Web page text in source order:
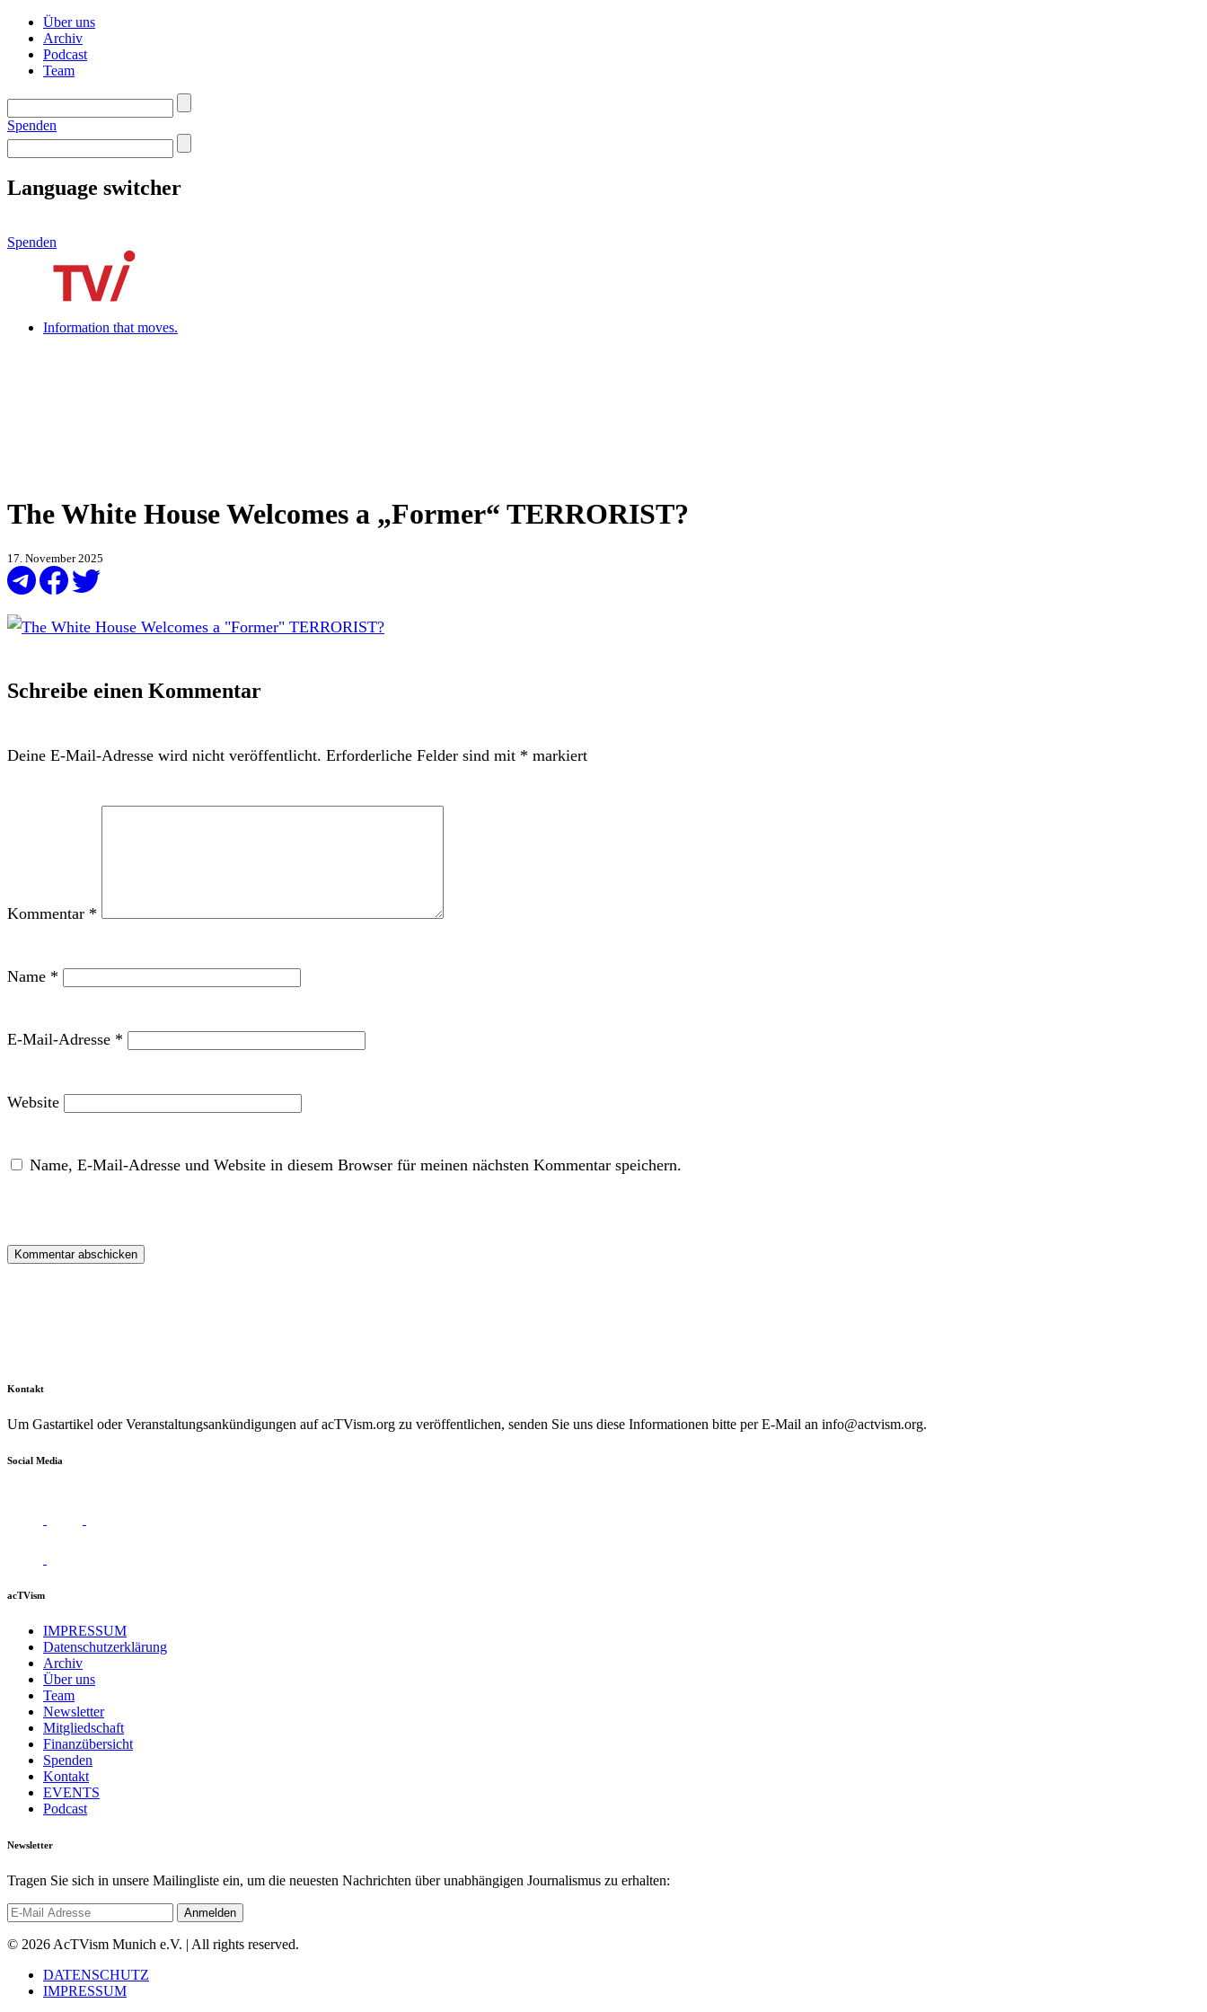
Über uns
Archiv
Podcast
Team
Spenden
Language switcher
Spenden
Information that moves.
The White House Welcomes a „Former“ TERRORIST?
17. November 2025
Schreibe einen Kommentar
Deine E-Mail-Adresse wird nicht veröffentlicht. Erforderliche Felder sind mit * markiert
Kommentar *
Name *
E-Mail-Adresse *
Website
Name, E-Mail-Adresse und Website in diesem Browser für meinen nächsten Kommentar speichern.
Kontakt
Um Gastartikel oder Veranstaltungsankündigungen auf acTVism.org zu veröffentlichen, senden Sie uns diese Informationen bitte per E-Mail an info@actvism.org.
Social Media
acTVism
IMPRESSUM
Datenschutzerklärung
Archiv
Über uns
Team
Newsletter
Mitgliedschaft
Finanzübersicht
Spenden
Kontakt
EVENTS
Podcast
Newsletter
Tragen Sie sich in unsere Mailingliste ein, um die neuesten Nachrichten über unabhängigen Journalismus zu erhalten:
© 2026 AcTVism Munich e.V. | All rights reserved.
DATENSCHUTZ
IMPRESSUM